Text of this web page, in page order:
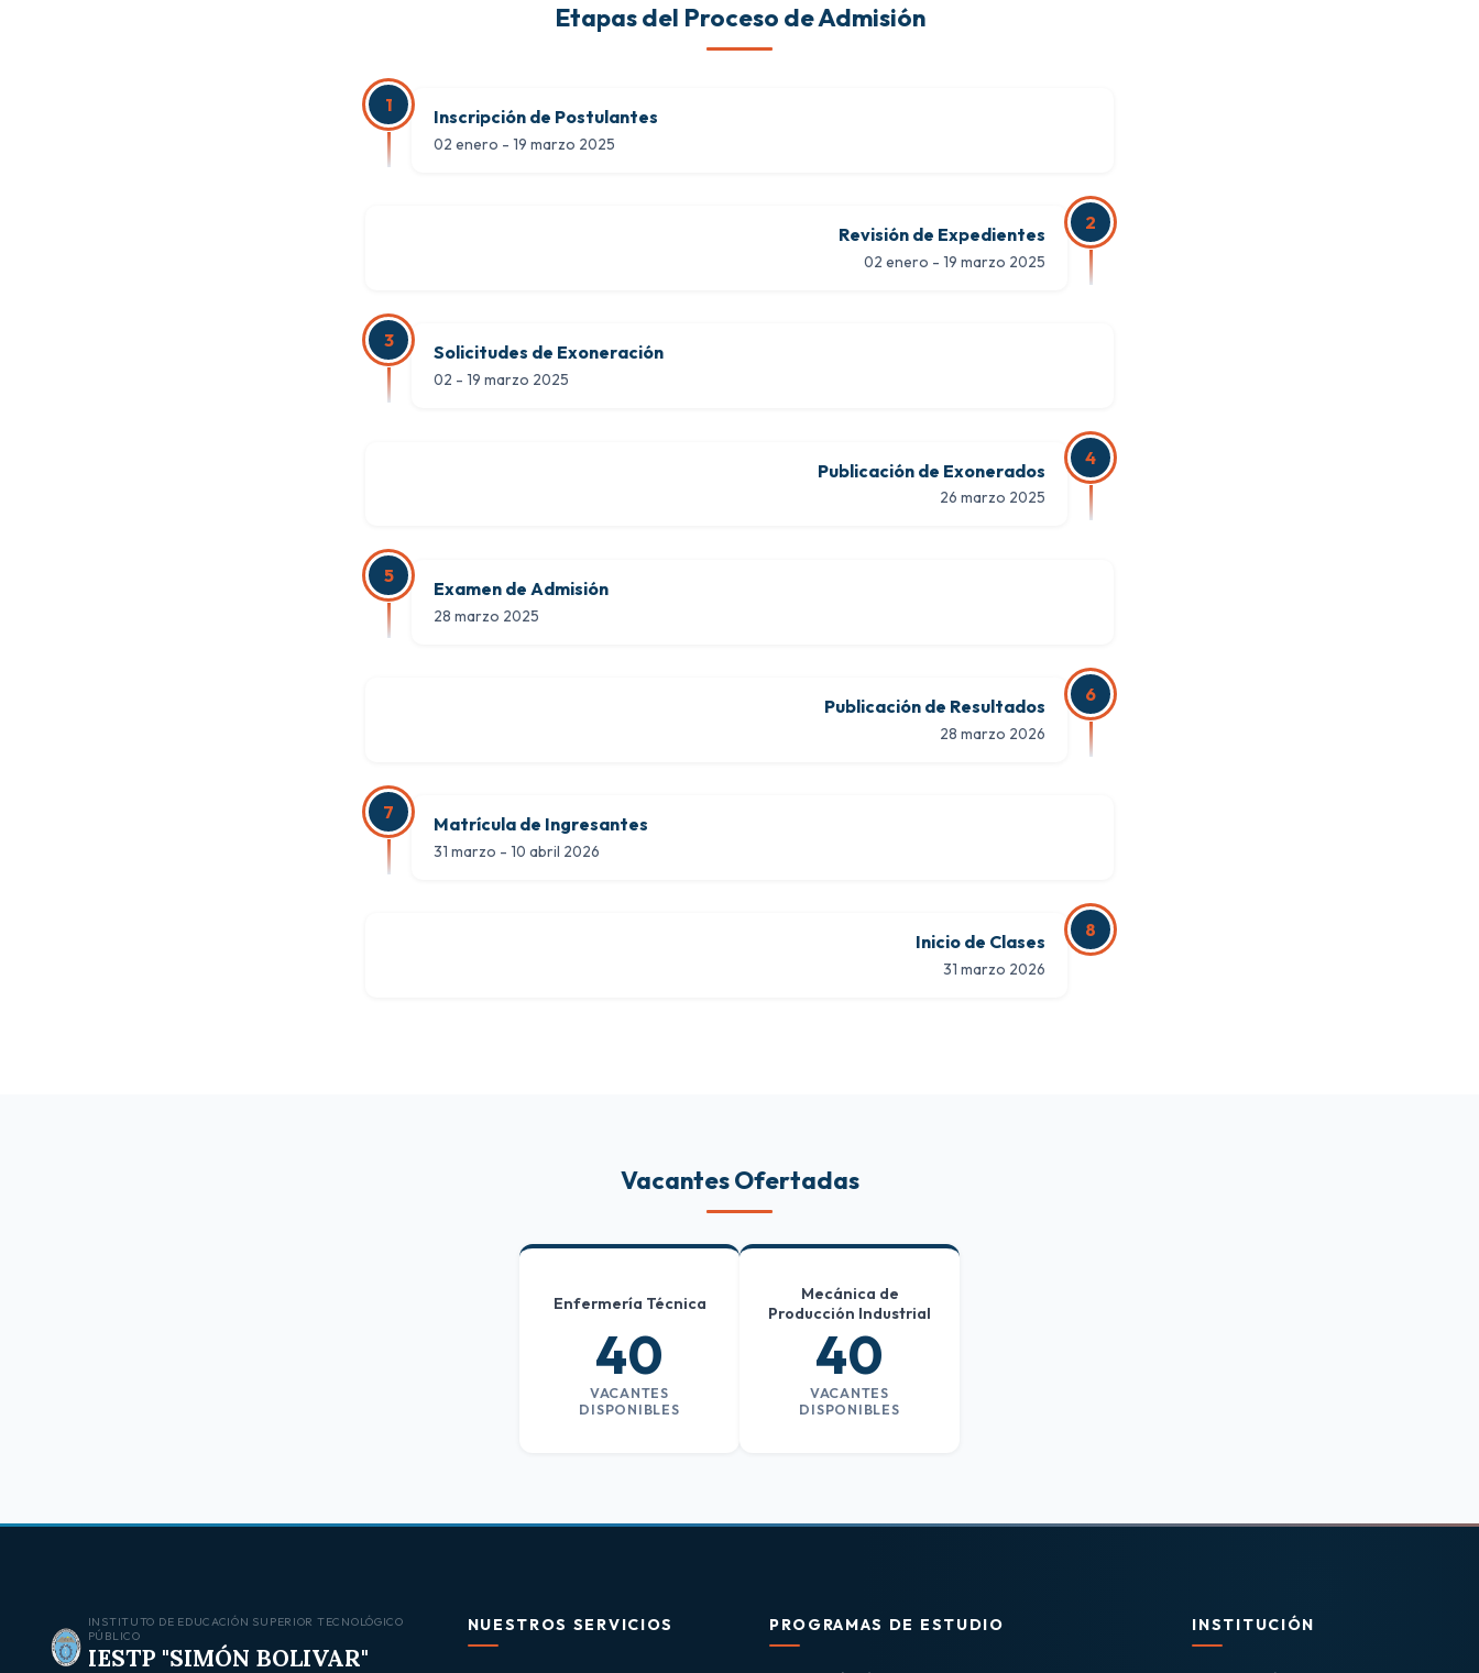
Etapas del Proceso de Admisión
1
Inscripción de Postulantes
02 enero - 19 marzo 2025
2
Revisión de Expedientes
02 enero - 19 marzo 2025
3
Solicitudes de Exoneración
02 - 19 marzo 2025
4
Publicación de Exonerados
26 marzo 2025
5
Examen de Admisión
28 marzo 2025
6
Publicación de Resultados
28 marzo 2026
7
Matrícula de Ingresantes
31 marzo - 10 abril 2026
8
Inicio de Clases
31 marzo 2026
Vacantes Ofertadas
Enfermería Técnica
40
VACANTES
DISPONIBLES
Mecánica de
Producción Industrial
40
VACANTES
DISPONIBLES
INSTITUTO DE EDUCACIÓN SUPERIOR TECNOLÓGICO
PÚBLICO
IESTP "SIMÓN BOLIVAR"
NUESTROS SERVICIOS PROGRAMAS DE ESTUDIO INSTITUCIÓN